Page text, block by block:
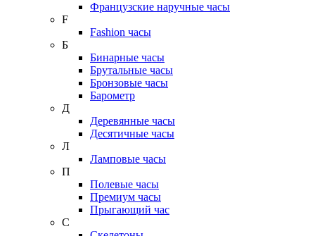
Французские наручные часы
F
Fashion часы
Б
Бинарные часы
Брутальные часы
Бронзовые часы
Барометр
Д
Деревянные часы
Десятичные часы
Л
Ламповые часы
П
Полевые часы
Премиум часы
Прыгающий час
С